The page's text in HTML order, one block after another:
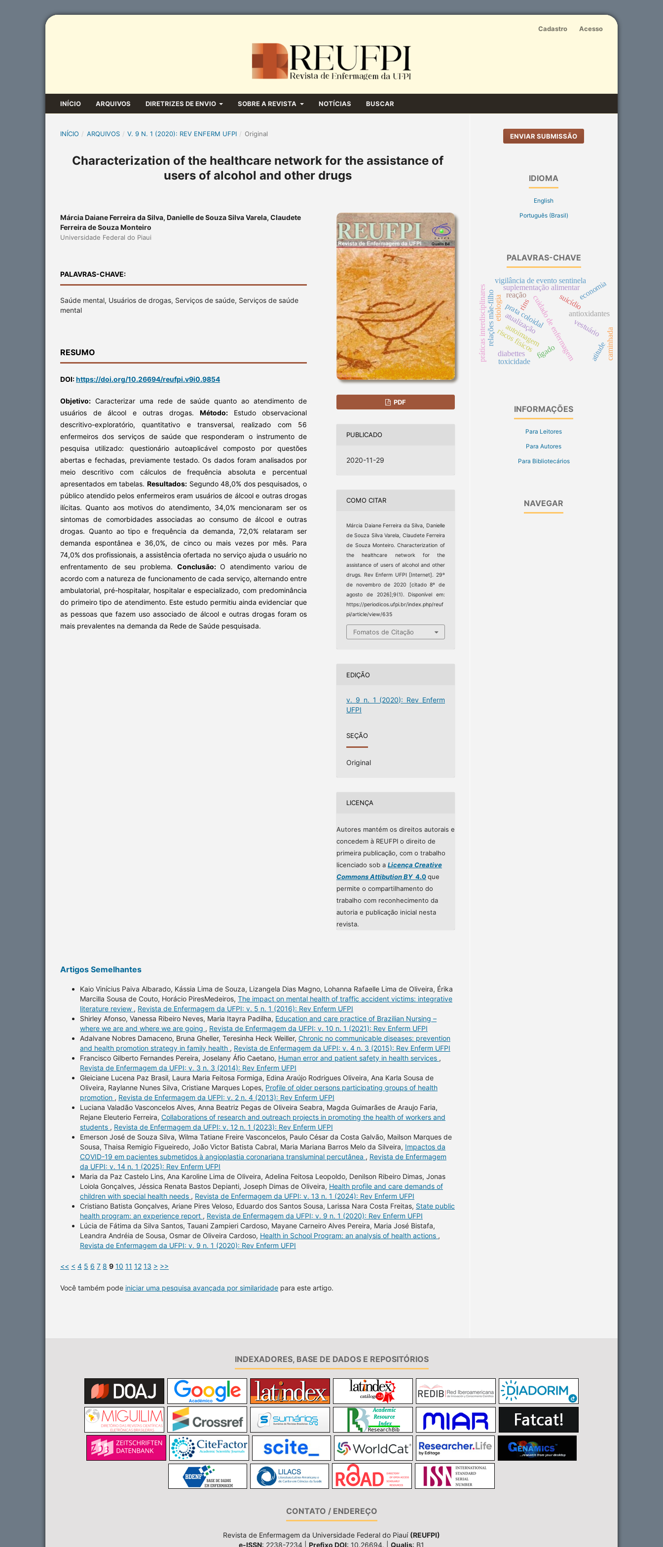
INÍCIO ARQUIVOS DIRETRIZES DE ENVIO SOBRE A REVISTA NOTÍCIAS BUSCAR
Cadastro Acesso
INÍCIO / ARQUIVOS / V. 9 N. 1 (2020): REV ENFERM UFPI / Original
Characterization of the healthcare network for the assistance of
users of alcohol and other drugs
Márcia Daiane Ferreira da Silva, Danielle de Souza Silva Varela, Claudete
Ferreira de Souza Monteiro
Universidade Federal do Piaui
PALAVRAS-CHAVE:
Saúde mental, Usuários de drogas, Serviços de saúde, Serviços de saúde
mental
RESUMO
DOI:https://doi.org/10.26694/reufpi.v9i0.9854
Objetivo: Caracterizar uma rede de saúde quanto ao atendimento de
usuários de álcool e outras drogas. Método: Estudo observacional
descritivo-exploratório, quantitativo e transversal, realizado com 56
enfermeiros dos serviços de saúde que responderam o instrumento de
pesquisa utilizado: questionário autoaplicável composto por questões
abertas e fechadas, previamente testado. Os dados foram analisados por
meio descritivo com cálculos de frequência absoluta e percentual
apresentados em tabelas. Resultados:Segundo 48,0% dos pesquisados, o
público atendido pelos enfermeiros eram usuários de álcool e outras drogas
ilícitas. Quanto aos motivos do atendimento, 34,0% mencionaram ser os
sintomas de comorbidades associadas ao consumo de álcool e outras
drogas. Quanto ao tipo e frequência da demanda, 72,0% relataram ser
demanda espontânea e 36,0%, de cinco ou mais vezes por mês. Para
74,0% dos profissionais, a assistência ofertada no serviço ajuda o usuário no
enfrentamento de seu problema. Conclusão:O atendimento variou de
acordo com a natureza de funcionamento de cada serviço, alternando entre
ambulatorial, pré-hospitalar, hospitalar e especializado, com predominância
do primeiro tipo de atendimento. Este estudo permitiu ainda evidenciar que
as pessoas que fazem uso associado de álcool e outras drogas foram os
mais prevalentes na demanda da Rede de Saúde pesquisada.
PDF
PUBLICADO
2020-11-29
COMO CITAR
Márcia Daiane Ferreira da Silva, Danielle
de Souza Silva Varela, Claudete Ferreira
de Souza Monteiro. Characterization of
the healthcare network for the
assistance of users of alcohol and other
drugs. Rev Enferm UFPI [Internet]. 29º
de novembro de 2020 [citado 8º de
agosto de 2026];9(1). Disponível em:
https://periodicos.ufpi.br/index.php/reuf
pi/article/view/635
Fomatos de Citação
EDIÇÃO
v. 9 n. 1 (2020): Rev Enferm
UFPI
SEÇÃO
Original
LICENÇA
Autores mantém os direitos autorais e
concedem à REUFPI o direito de
primeira publicação, com o trabalho
licenciado sob a Licença Creative
Commons Attibution BY4.0que
permite o compartilhamento do
trabalho com reconhecimento da
autoria e publicação inicial nesta
revista.
Artigos Semelhantes
Kaio Vinícius Paiva Albarado, Kássia Lima de Souza, Lizangela Dias Magno, Lohanna Rafaelle Lima de Oliveira, Érika
Marcilla Sousa de Couto, Horácio PiresMedeiros, The impact on mental health of traffic accident victims: integrative
literature review , Revista de Enfermagem da UFPI: v. 5 n. 1 (2016): Rev Enferm UFPI
Shirley Afonso, Vanessa Ribeiro Neves, Maria Itayra Padilha, Education and care practice of Brazilian Nursing –
where we are and where we are going , Revista de Enfermagem da UFPI: v. 10 n. 1 (2021): Rev Enferm UFPI
Adalvane Nobres Damaceno, Bruna Gheller, Teresinha Heck Weiller, Chronic no communicable diseases: prevention
and health promotion strategy in family health , Revista de Enfermagem da UFPI: v. 4 n. 3 (2015): Rev Enferm UFPI
Francisco Gilberto Fernandes Pereira, Joselany Áfio Caetano, Human error and patient safety in health services ,
Revista de Enfermagem da UFPI: v. 3 n. 3 (2014): Rev Enferm UFPI
Gleiciane Lucena Paz Brasil, Laura Maria Feitosa Formiga, Edina Araújo Rodrigues Oliveira, Ana Karla Sousa de
Oliveira, Raylanne Nunes Silva, Cristiane Marques Lopes, Profile of older persons participating groups of health
promotion , Revista de Enfermagem da UFPI: v. 2 n. 4 (2013): Rev Enferm UFPI
Luciana Valadão Vasconcelos Alves, Anna Beatriz Pegas de Oliveira Seabra, Magda Guimarães de Araujo Faria,
Rejane Eleuterio Ferreira, Collaborations of research and outreach projects in promoting the health of workers and
students , Revista de Enfermagem da UFPI: v. 12 n. 1 (2023): Rev Enferm UFPI
Emerson José de Souza Silva, Wilma Tatiane Freire Vasconcelos, Paulo César da Costa Galvão, Mailson Marques de
Sousa, Thaisa Remigio Figueiredo, João Victor Batista Cabral, Maria Mariana Barros Melo da Silveira, Impactos da
COVID-19 em pacientes submetidos à angioplastia coronariana transluminal percutânea , Revista de Enfermagem
da UFPI: v. 14 n. 1 (2025): Rev Enferm UFPI
Maria da Paz Castelo Lins, Ana Karoline Lima de Oliveira, Adelina Feitosa Leopoldo, Denilson Ribeiro Dimas, Jonas
Loiola Gonçalves, Jéssica Renata Bastos Depianti, Joseph Dimas de Oliveira, Health profile and care demands of
children with special health needs , Revista de Enfermagem da UFPI: v. 13 n. 1 (2024): Rev Enferm UFPI
Cristiano Batista Gonçalves, Ariane Pires Veloso, Eduardo dos Santos Sousa, Larissa Nara Costa Freitas, State public
health program: an experience report , Revista de Enfermagem da UFPI: v. 9 n. 1 (2020): Rev Enferm UFPI
Lúcia de Fátima da Silva Santos, Tauani Zampieri Cardoso, Mayane Carneiro Alves Pereira, Maria José Bistafa,
Leandra Andréia de Sousa, Osmar de Oliveira Cardoso, Health in School Program: an analysis of health actions ,
Revista de Enfermagem da UFPI: v. 9 n. 1 (2020): Rev Enferm UFPI
<< < 4 5 6 7 8 9 10 11 12 13 > >>
Você também pode iniciar uma pesquisa avançada por similaridade para este artigo.
ENVIAR SUBMISSÃO
IDIOMA
English
Português (Brasil)
PALAVRAS-CHAVE
cuidado de enfermagem
prata coloidal
etiologia
atualização antioxidantes
suplementação alimentar
relações mãe-filhoriscos físicos
autoimagem
rins
vigilância de evento sentinela
suicídio
vestuário
práticas interdisciplinares economia
fígado
reação
diabettes
toxicidade
atitudecaminhada
INFORMAÇÕES
Para Leitores
Para Autores
Para Bibliotecários
NAVEGAR
INDEXADORES, BASE DE DADOS E REPOSITÓRIOS
CONTATO / ENDEREÇO
Revista de Enfermagem da Universidade Federal do Piauí (REUFPI)
e-ISSN: 2238-7234 | Prefixo DOI: 10.26694. | Qualis: B1